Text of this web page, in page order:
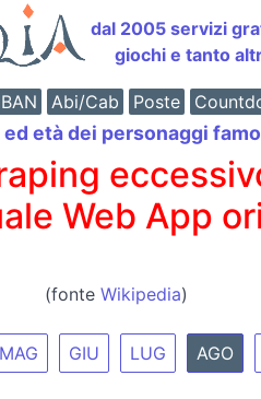
dal 2005 servizi
giochi e tanto
Abi/Cab Poste
età dei personaggi
Web App
(fonte Wikipedia)
MAG GIU LUG AGO